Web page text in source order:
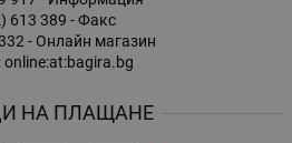
613 389 - Факс
- Онлайн магазин
online:at:bagira.bg
НА ПЛАЩАНЕ